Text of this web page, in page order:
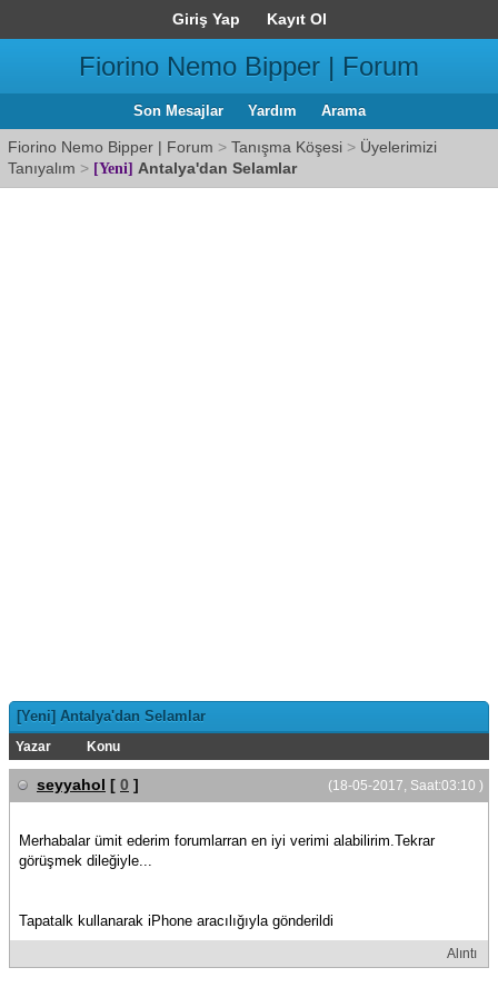
Giriş Yap Kayıt Ol
Fiorino Nemo Bipper | Forum
Son Mesajlar Yardım Arama
Fiorino Nemo Bipper | Forum > Tanışma Köşesi > Üyelerimizi
Tanıyalım > [Yeni] Antalya'dan Selamlar
[Yeni] Antalya'dan Selamlar
Yazar Konu
(18-05-2017, Saat:03:10 )
seyyahol [ 0 ]
Merhabalar ümit ederim forumlarran en iyi verimi alabilirim.Tekrar
görüşmek dileğiyle...
Tapatalk kullanarak iPhone aracılığıyla gönderildi
Alıntı